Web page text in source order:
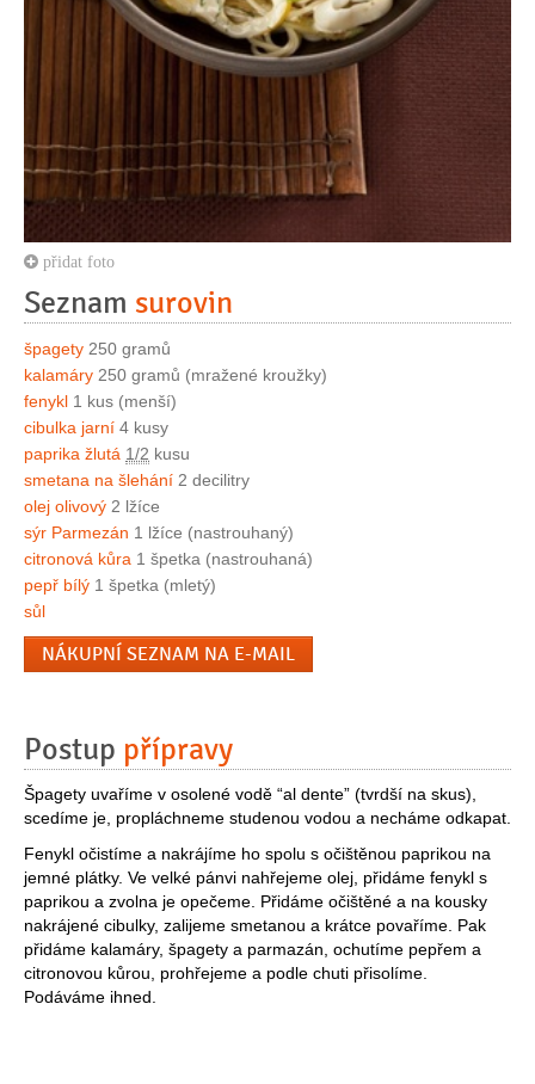
přidat foto
Seznam surovin
špagety 250 gramů
kalamáry 250 gramů (mražené kroužky)
fenykl 1 kus (menší)
cibulka jarní 4 kusy
paprika žlutá 1/2 kusu
smetana na šlehání 2 decilitry
olej olivový 2 lžíce
sýr Parmezán 1 lžíce (nastrouhaný)
citronová kůra 1 špetka (nastrouhaná)
pepř bílý 1 špetka (mletý)
sůl
NÁKUPNÍ SEZNAM NA E-MAIL
Postup přípravy
Špagety uvaříme v osolené vodě “al dente” (tvrdší na skus),
scedíme je, propláchneme studenou vodou a necháme odkapat.
Fenykl očistíme a nakrájíme ho spolu s očištěnou paprikou na
jemné plátky. Ve velké pánvi nahřejeme olej, přidáme fenykl s
paprikou a zvolna je opečeme. Přidáme očištěné a na kousky
nakrájené cibulky, zalijeme smetanou a krátce povaříme. Pak
přidáme kalamáry, špagety a parmazán, ochutíme pepřem a
citronovou kůrou, prohřejeme a podle chuti přisolíme.
Podáváme ihned.